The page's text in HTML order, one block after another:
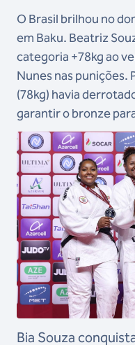
O Brasil brilhou no
em Baku. Beatriz
categoria +78kg ao
Nunes nas punições.
(78kg) havia
garantir o bronze
Bia Souza